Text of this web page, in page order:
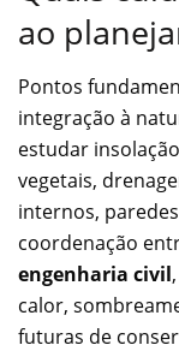
ao
Pontos
integração à
estudar
vegetais,
internos,
coordenação
engenharia civil
calor,
futuras de